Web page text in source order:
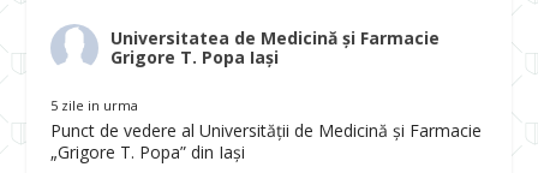
Universitatea de Medicină și Farmacie
Grigore T. Popa Iași
5 zile in urma
Punct de vedere al Universității de Medicină și Farmacie
„Grigore T. Popa” din Iași